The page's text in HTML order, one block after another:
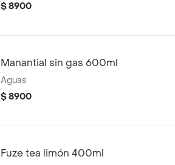
$ 8900
Manantial sin gas 600ml
Aguas
$ 8900
Fuze tea limón 400ml